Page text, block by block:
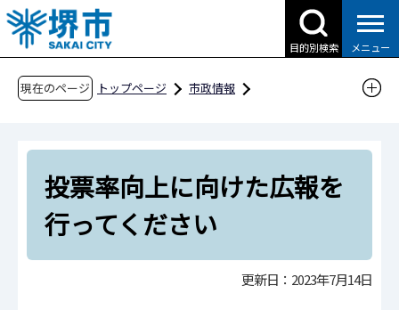
こ
の
ペ
目的別検索 メニュー
現在のページ トップページ
市政情報
市民の声
市民の声Q&A（令和5年度分）
令和5年7月14日更新
投票率向上に向けた広報を行ってください
投票率向上に向けた広報を
行ってください
更新日：2023年7月14日